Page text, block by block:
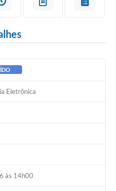
Eletrônica
às 14h00